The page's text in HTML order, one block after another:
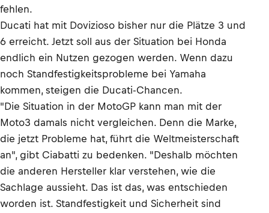
fehlen.
Ducati hat mit Dovizioso bisher nur die Plätze 3 und
6 erreicht. Jetzt soll aus der Situation bei Honda
endlich ein Nutzen gezogen werden. Wenn dazu
noch Standfestigkeitsprobleme bei Yamaha
kommen, steigen die Ducati-Chancen.
"Die Situation in der MotoGP kann man mit der
Moto3 damals nicht vergleichen. Denn die Marke,
die jetzt Probleme hat, führt die Weltmeisterschaft
an", gibt Ciabatti zu bedenken. "Deshalb möchten
die anderen Hersteller klar verstehen, wie die
Sachlage aussieht. Das ist das, was entschieden
worden ist. Standfestigkeit und Sicherheit sind